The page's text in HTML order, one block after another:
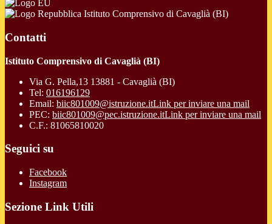
Istituto Comprensivo di Cavaglià (BI)
Contatti
Istituto Comprensivo di Cavaglià (BI)
Via G. Pella,13 13881 - Cavaglià (BI)
Tel: 016196129
Email: biic801009@istruzione.itLink per inviare una mail
PEC: biic801009@pec.istruzione.itLink per inviare una mail
C.F.: 81065810020
Seguici su
Facebook
Instagram
Sezione Link Utili